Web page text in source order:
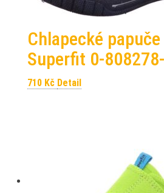
Chlapecké papuče
Superfit 0-
710 Kč Detail